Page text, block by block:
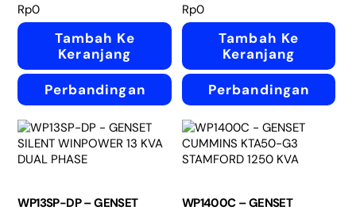
Rp0
Tambah Ke
Keranjang
Perbandingan
Rp0
Tambah Ke
Keranjang
Perbandingan
WP13SP-DP – GENSET
WP1400C – GENSET